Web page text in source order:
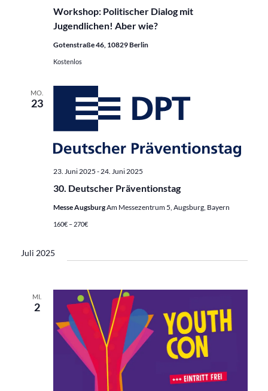
Workshop: Politischer Dialog mit
Jugendlichen! Aber wie?
Gotenstraße 46, 10829 Berlin
Kostenlos
MO.
23
30. Deutscher Präventionstag
23. Juni 2025 - 24. Juni 2025
Messe AugsburgAm Messezentrum 5, Augsburg, Bayern
160€ – 270€
Juli 2025
MI.
2